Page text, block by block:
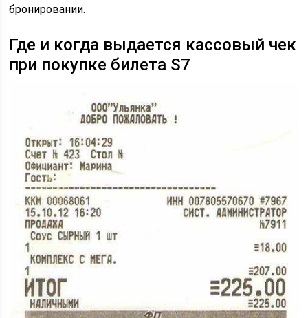
бронировании.
Где и когда выдается кассовый чек
при покупке билета S7